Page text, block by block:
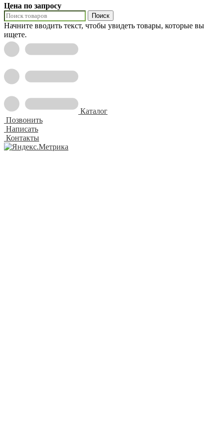
Цена по запросу
Поиск
Начните вводить текст, чтобы увидеть товары, которые вы
ищете.
Каталог
Позвонить
Написать
Контакты